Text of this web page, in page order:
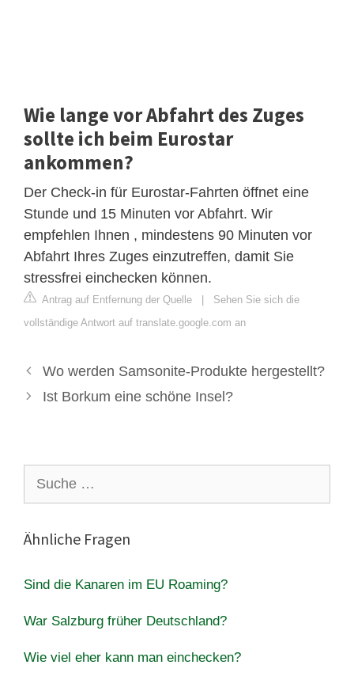
Wie lange vor Abfahrt des Zuges
sollte ich beim Eurostar
ankommen?
Der Check-in für Eurostar-Fahrten öffnet eine
Stunde und 15 Minuten vor Abfahrt. Wir
empfehlen Ihnen , mindestens 90 Minuten vor
Abfahrt Ihres Zuges einzutreffen, damit Sie
stressfrei einchecken können.
Antrag auf Entfernung der Quelle | Sehen Sie sich die
vollständige Antwort auf translate.google.com an
Wo werden Samsonite-Produkte hergestellt?
Ist Borkum eine schöne Insel?
nach:
Ähnliche Fragen
Sind die Kanaren im EU Roaming?
War Salzburg früher Deutschland?
Wie viel eher kann man einchecken?